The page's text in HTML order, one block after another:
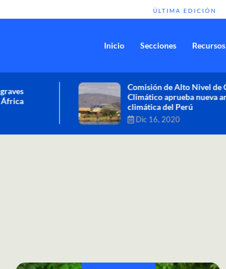
ÚLTIMA EDICIÓN
Inicio Secciones Recursos
Comisión de Alto Nivel de Cambio
Climático aprueba nueva ambición
climática del Perú
Dic 16, 2020